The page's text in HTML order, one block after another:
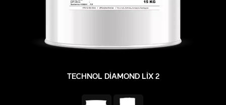
TECHNOL DIAMOND LIX 2